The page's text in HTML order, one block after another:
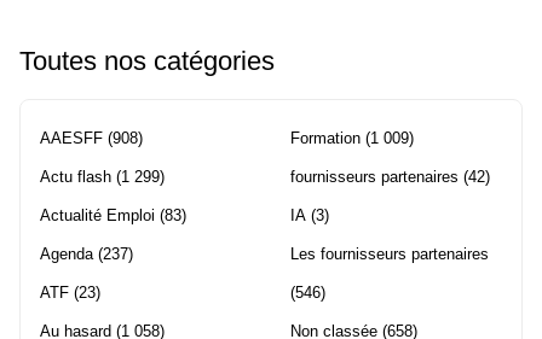
Toutes nos catégories
AAESFF (908)
Actu flash (1 299)
Actualité Emploi (83)
Agenda (237)
ATF (23)
Au hasard (1 058)
Formation (1 009)
fournisseurs partenaires (42)
IA (3)
Les fournisseurs partenaires
(546)
Non classée (658)